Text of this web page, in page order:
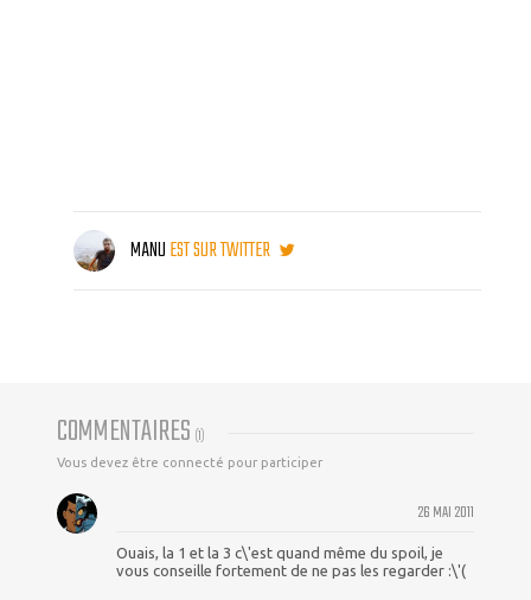
MANUEST SUR TWITTER
COMMENTAIRES (1)
Vous devez être connecté pour participer
26 MAI 2011
Ouais, la 1 et la 3 c\'est quand même du spoil, je
vous conseille fortement de ne pas les regarder :\'(